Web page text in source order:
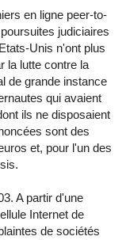
en ligne peer-to-
judiciaires
Unis n'ont plus
la lutte contre la
de grande instance
qui avaient
ils ne disposaient
sont des
et, pour l'un des
A partir d'une
Internet de
de sociétés